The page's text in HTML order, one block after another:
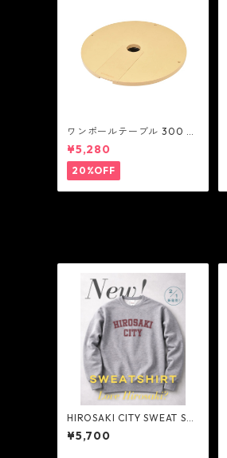
ワンポールテーブル 300 -
belmont
¥5,280
20%OFF
HIROSAKI CITY SWEAT SHI
RT - NextNatural
¥5,700